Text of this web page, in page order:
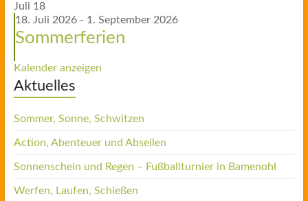
Juli 18
18. Juli 2026- 1. September 2026
Sommerferien
Kalender anzeigen
Aktuelles
Sommer, Sonne, Schwitzen
Action, Abenteuer und Abseilen
Sonnenschein und Regen – Fußballturnier in Bamenohl
Werfen, Laufen, Schießen